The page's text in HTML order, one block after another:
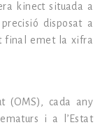
kinect situada a
disposat a
final emet la xifra
(OMS), cada any
i a l’Estat